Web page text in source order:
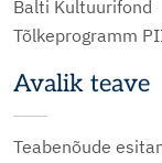
Balti Kultuurifond
Tõlkeprogramm
Avalik teave
Teabenõude